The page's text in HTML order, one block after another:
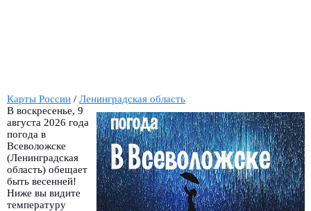
Карты России / Ленинградская область
В воскресенье, 9
августа 2026 года
погода в
Всеволожске
(Ленинградская
область) обещает
быть весенней!
Ниже вы видите
температуру